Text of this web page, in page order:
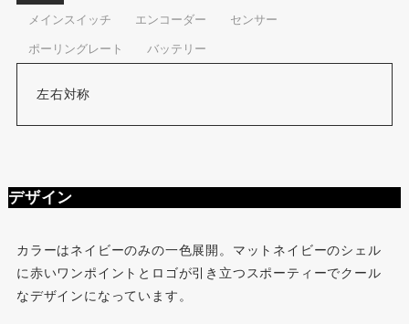
メインスイッチ エンコーダー センサー
ポーリングレート バッテリー
左右対称
デザイン
カラーはネイビーのみの一色展開。マットネイビーのシェル
に赤いワンポイントとロゴが引き立つスポーティーでクール
なデザインになっています。